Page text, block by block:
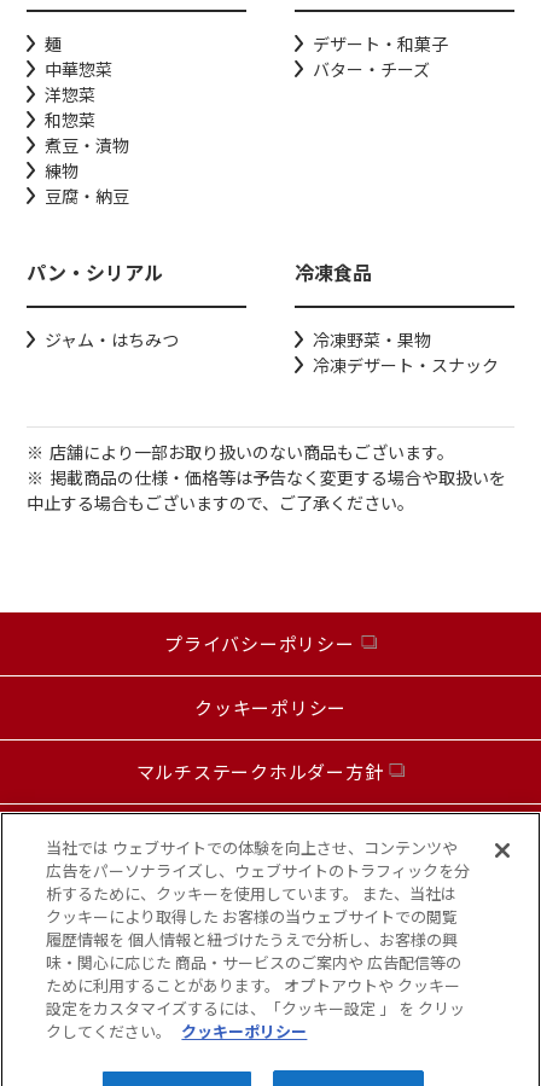
麺
中華惣菜
洋惣菜
和惣菜
煮豆・漬物
練物
豆腐・納豆
デザート・和菓子
バター・チーズ
パン・シリアル
ジャム・はちみつ
冷凍食品
冷凍野菜・果物
冷凍デザート・スナック
店舗により一部お取り扱いのない商品もございます。
掲載商品の仕様・価格等は予告なく変更する場合や取扱いを
中止する場合もございますので、ご了承ください。
プライバシーポリシー
クッキーポリシー
マルチステークホルダー方針
お問い合わせ
カスタマーハラスメントに対する基本方針
お知らせ
Copyright© KANSAI FOOD MARKET,INC. All Rights Reserved.
当社では ウェブサイトでの体験を向上させ、コンテンツや
広告をパーソナライズし、ウェブサイトのトラフィックを分
析するために、クッキーを使用しています。 また、当社は
クッキーにより取得した お客様の当ウェブサイトでの閲覧
履歴情報を 個人情報と紐づけたうえで分析し、お客様の興
味・関心に応じた 商品・サービスのご案内や 広告配信等の
ために利用することがあります。 オプトアウトや クッキー
設定をカスタマイズするには、「クッキー設定 」 を クリッ
クしてください。
クッキーポリシー